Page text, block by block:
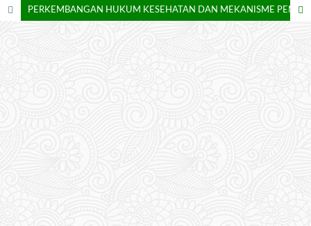
PERKEMBANGAN HUKUM KESEHATAN DAN MEKANISME PENYELESAIAN SENGKETA MEDIK